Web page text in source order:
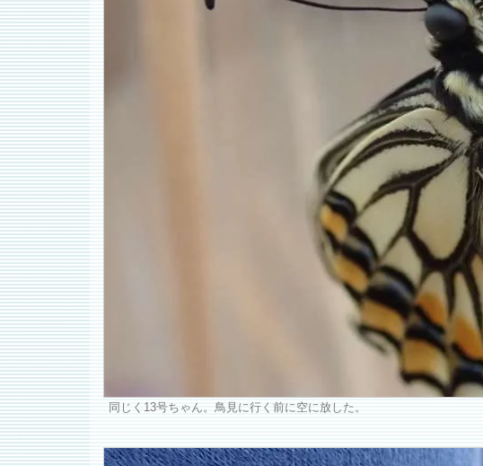
同じく13号ちゃん。鳥見に行く前に空に放した。